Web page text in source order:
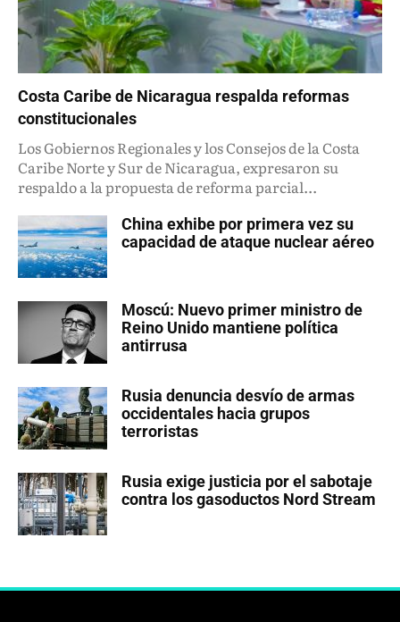
Costa Caribe de Nicaragua respalda reformas
constitucionales
Los Gobiernos Regionales y los Consejos de la Costa
Caribe Norte y Sur de Nicaragua, expresaron su
respaldo a la propuesta de reforma parcial...
China exhibe por primera vez su
capacidad de ataque nuclear aéreo
Moscú: Nuevo primer ministro de
Reino Unido mantiene política
antirrusa
Rusia denuncia desvío de armas
occidentales hacia grupos
terroristas
Rusia exige justicia por el sabotaje
contra los gasoductos Nord Stream